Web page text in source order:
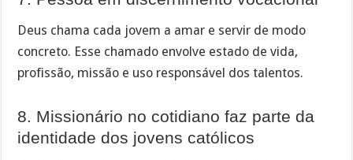
Deus chama cada jovem a amar e servir de modo
concreto. Esse chamado envolve estado de vida,
profissão, missão e uso responsável dos talentos.
8. Missionário no cotidiano faz parte da
identidade dos jovens católicos